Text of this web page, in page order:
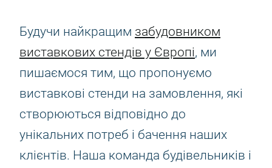
Будучи найкращим забудовником
виставкових стендів у Європі, ми
пишаємося тим, що пропонуємо
виставкові стенди на замовлення, які
створюються відповідно до
унікальних потреб і бачення наших
клієнтів. Наша команда будівельників і